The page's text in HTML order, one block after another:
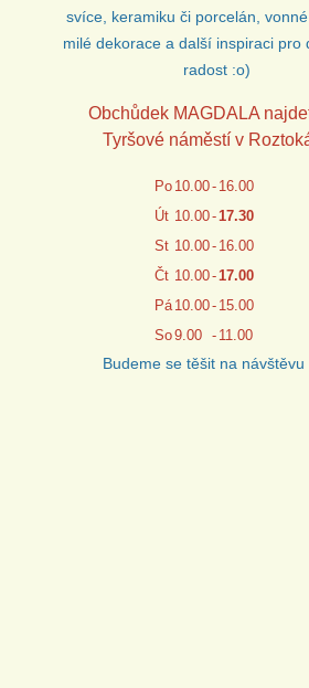
svíce, keramiku či porcelán, vonné
milé dekorace a další inspiraci pro
radost :o)
Obchůdek MAGDALA
Tyršové náměstí v
Po 10.00- 16.00
Út 10.00-17.30
St 10.00- 16.00
Čt 10.00-17.00
Pá 10.00- 15.00
So9.00 - 11.00
Budeme se těšit na